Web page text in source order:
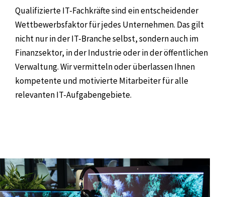
Qualifizierte IT-Fachkräfte sind ein entscheidender
Wettbewerbsfaktor für jedes Unternehmen. Das gilt
nicht nur in der IT-Branche selbst, sondern auch im
Finanzsektor, in der Industrie oder in der öffentlichen
Verwaltung. Wir vermitteln oder überlassen Ihnen
kompetente und motivierte Mitarbeiter für alle
relevanten IT-Aufgabengebiete.